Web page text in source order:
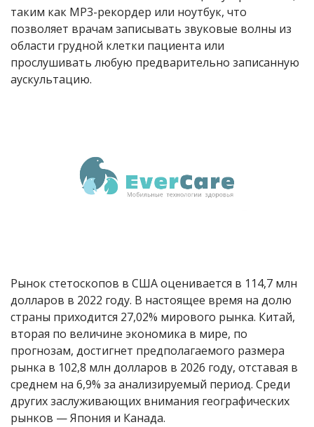
таким как MP3-рекордер или ноутбук, что
позволяет врачам записывать звуковые волны из
области грудной клетки пациента или
прослушивать любую предварительно записанную
аускультацию.
Рынок стетоскопов в США оценивается в 114,7 млн
долларов в 2022 году. В настоящее время на долю
страны приходится 27,02% мирового рынка. Китай,
вторая по величине экономика в мире, по
прогнозам, достигнет предполагаемого размера
рынка в 102,8 млн долларов в 2026 году, отставая в
среднем на 6,9% за анализируемый период. Среди
других заслуживающих внимания географических
рынков — Япония и Канада.